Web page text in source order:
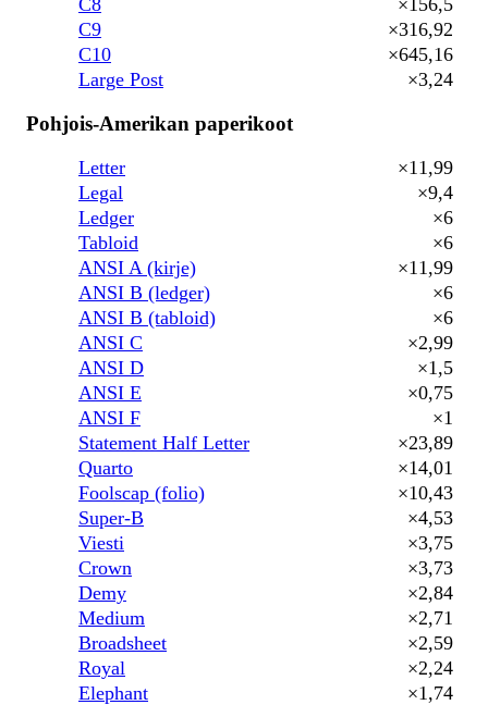
C8
×156,5
C9
×316,92
C10
×645,16
Large Post
×3,24
Pohjois-Amerikan paperikoot
Letter
×11,99
Legal
×9,4
Ledger
×6
Tabloid
×6
ANSI A (kirje)
×11,99
ANSI B (ledger)
×6
ANSI B (tabloid)
×6
ANSI C
×2,99
ANSI D
×1,5
ANSI E
×0,75
ANSI F
×1
Statement Half Letter
×23,89
Quarto
×14,01
Foolscap (folio)
×10,43
Super-B
×4,53
Viesti
×3,75
Crown
×3,73
Demy
×2,84
Medium
×2,71
Broadsheet
×2,59
Royal
×2,24
Elephant
×1,74